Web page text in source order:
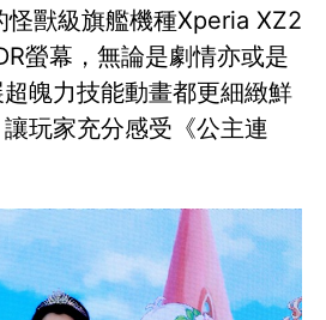
獸級旗艦機種Xperia XZ2
螢幕，無論是劇情亦或是
魄力技能動畫都更細緻鮮
玩家充分感受《公主連